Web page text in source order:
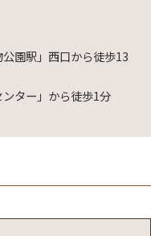
園駅」西口から徒歩13
ター」から徒歩1分